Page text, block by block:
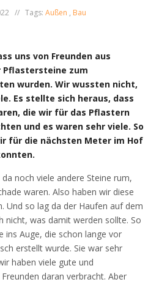
// Tags: Außen , Bau
uns von Freunden aus
Pflastersteine zum
wurden. Wir wussten nicht,
Es stellte sich heraus, dass
die wir für das Pflastern
und es waren sehr viele. So
für die nächsten Meter im Hof
noch viele andere Steine rum,
waren. Also haben wir diese
Und so lag da der Haufen auf dem
nicht, was damit werden sollte. So
ins Auge, die schon lange vor
erstellt wurde. Sie war sehr
haben viele gute und
daran verbracht. Aber